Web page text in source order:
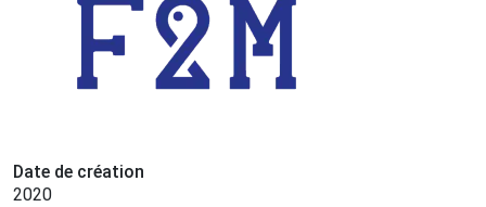
Date de création
2020